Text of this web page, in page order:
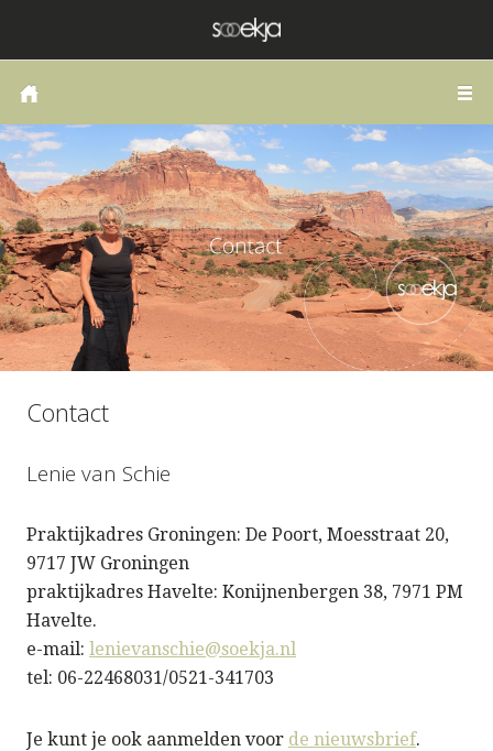
COACHING OF THERAPIE
LANGS DE WEG VAN HET HART
PUBLICATIES
SCHRIJVEN
ZELFONDERZOEK
BLOG
Contact
Lenie van Schie
Praktijkadres Groningen: De Poort, Moesstraat 20,
9717 JW Groningen
praktijkadres Havelte: Konijnenbergen 38, 7971 PM
Havelte.
e-mail: lenievanschie@soekja.nl
tel: 06-22468031/0521-341703
Je kunt je ook aanmelden voor de nieuwsbrief.